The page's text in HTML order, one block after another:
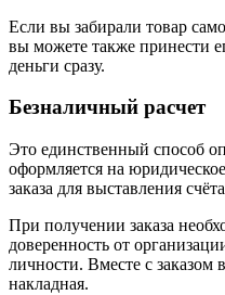
Если вы забирали товар
вы можете также принести
деньги сразу.
Безналичный расчет
Это единственный способ
оформляется на
заказа для выставления
При получении заказа
доверенность от
личности. Вместе с заказом
накладная.